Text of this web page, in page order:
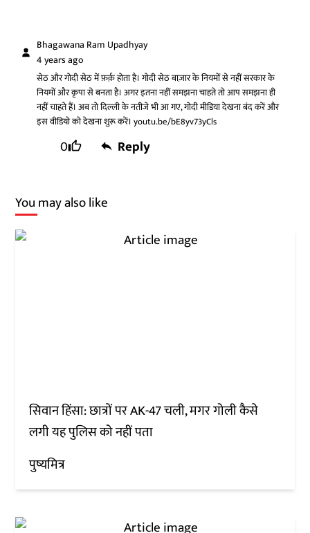
Bhagawana Ram Upadhyay
4 years ago
सेठ और गोदी सेठ में फ़र्क़ होता है। गोदी सेठ बाज़ार के नियमों से नहीं सरकार के
नियमों और कृपा से बनता है। अगर इतना नहीं समझना चाहते तो आप समझना ही
नहीं चाहते हैं। अब तो दिल्ली के नतीजे भी आ गए, गोदी मीडिया देखना बंद करें और
इस वीडियो को देखना शुरू करें। youtu.be/bE8yv73yCls
0 Reply
You may also like
सिवान हिंसा: छात्रों पर AK-47 चली, मगर गोली कैसे
लगी यह पुलिस को नहीं पता
पुष्यमित्र